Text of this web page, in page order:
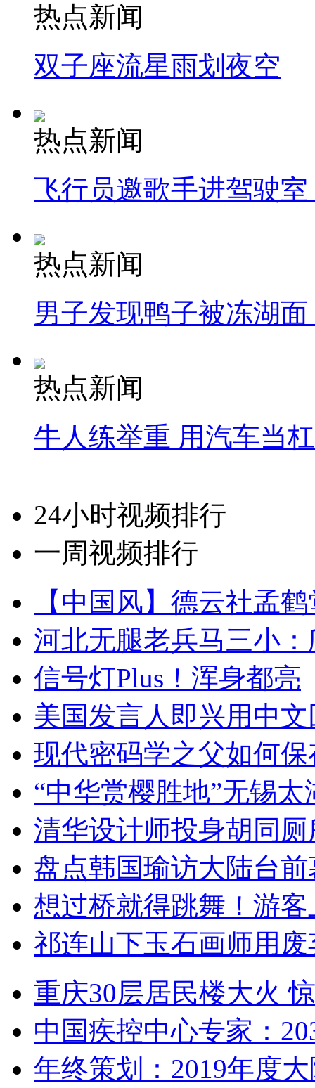
热点新闻
双子座流星雨划夜空
热点新闻
飞行员邀歌手进驾驶
热点新闻
男子发现鸭子被冻湖
热点新闻
牛人练举重 用汽车当
24小时视频排行
一周视频排行
【中国风】德云社孟
河北无腿老兵马三小
信号灯Plus！浑身都亮
美国发言人即兴用中
现代密码学之父如何
“中华赏樱胜地”无锡
清华设计师投身胡同
盘点韩国瑜访大陆台
想过桥就得跳舞！游客
祁连山下玉石画师用
重庆30层居民楼大火
中国疾控中心专家：
年终策划：2019年度